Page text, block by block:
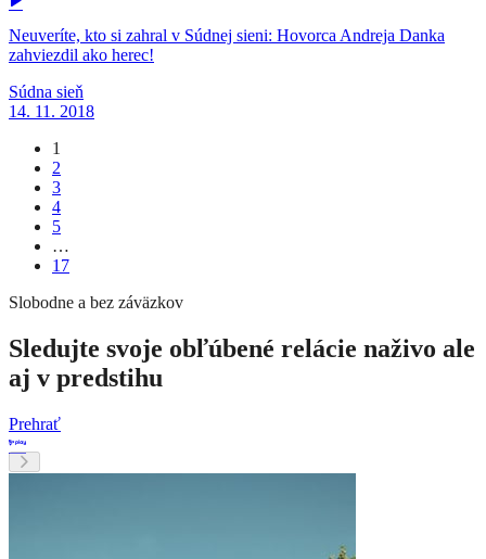
Neuveríte, kto si zahral v Súdnej sieni: Hovorca Andreja Danka
zahviezdil ako herec!
Súdna sieň
14. 11. 2018
1
2
3
4
5
…
17
Slobodne a bez záväzkov
Sledujte svoje obľúbené relácie naživo ale
aj v predstihu
Prehrať